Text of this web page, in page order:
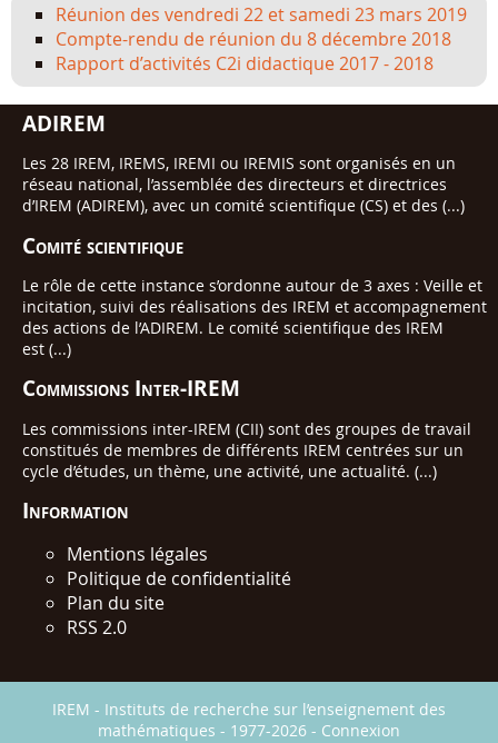
Réunion des vendredi 22 et samedi 23 mars 2019
Compte-rendu de réunion du 8 décembre 2018
Rapport d’activités C2i didactique 2017 - 2018
ADIREM
Les 28 IREM, IREMS, IREMI ou IREMIS sont organisés en un
réseau national, l’assemblée des directeurs et directrices
d’IREM (ADIREM), avec un comité scientifique (CS) et des (...)
Comité scientifique
Le rôle de cette instance s’ordonne autour de 3 axes : Veille et
incitation, suivi des réalisations des IREM et accompagnement
des actions de l’ADIREM. Le comité scientifique des IREM
est (...)
Commissions Inter-IREM
Les commissions inter-IREM (CII) sont des groupes de travail
constitués de membres de différents IREM centrées sur un
cycle d’études, un thème, une activité, une actualité. (...)
Information
Mentions légales
Politique de confidentialité
Plan du site
RSS 2.0
IREM - Instituts de recherche sur l’enseignement des
mathématiques - 1977-2026 - Connexion